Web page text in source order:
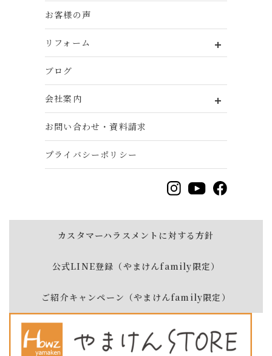
お客様の声
リフォーム
ブログ
会社案内
お問い合わせ・資料請求
プライバシーポリシー
カスタマーハラスメントに対する方針
公式LINE登録（やまけんfamily限定）
ご紹介キャンペーン（やまけんfamily限定）